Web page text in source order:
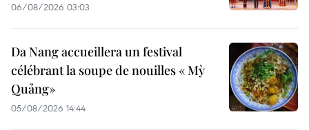
06/08/2026 03:03
Da Nang accueillera un festival
célébrant la soupe de nouilles « Mỳ
Quảng»
05/08/2026 14:44